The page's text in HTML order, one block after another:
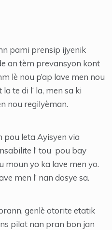
pami prensip ijyenik
an tèm prevansyon kont
lè nou p’ap lave men nou
te di l‘ la, men sa ki
nou regilyèman.
pou leta Ayisyen via
l’ tou pou bay
moun yo ka lave men yo.
men l’ nan dosye sa.
genlè otorite etatik
pilat nan pran bon jan